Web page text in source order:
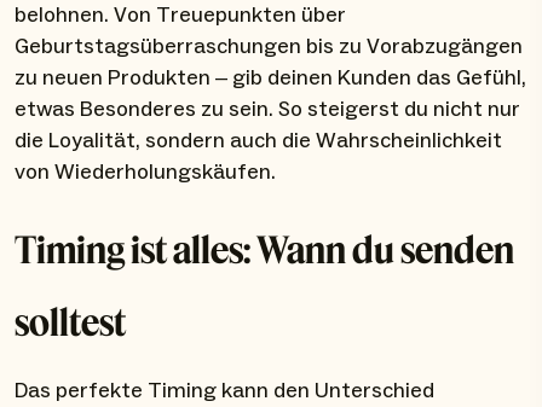
belohnen. Von Treuepunkten über
Geburtstagsüberraschungen bis zu Vorabzugängen
zu neuen Produkten – gib deinen Kunden das Gefühl,
etwas Besonderes zu sein. So steigerst du nicht nur
die Loyalität, sondern auch die Wahrscheinlichkeit
von Wiederholungskäufen.
Timing ist alles: Wann du senden
solltest
Das perfekte Timing kann den Unterschied